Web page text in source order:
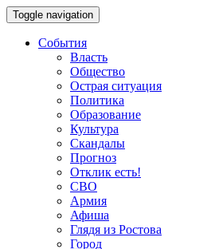
Toggle navigation
События
Власть
Общество
Острая ситуация
Политика
Образование
Культура
Скандалы
Прогноз
Отклик есть!
СВО
Армия
Афиша
Глядя из Ростова
Город